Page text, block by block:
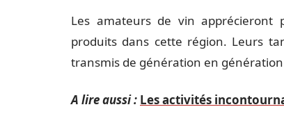
Les amateurs de vin apprécieront
produits dans cette région. Leurs
transmis de génération en
A lire aussi : Les activités